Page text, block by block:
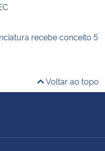
recebe conceito 5
Voltar ao topo